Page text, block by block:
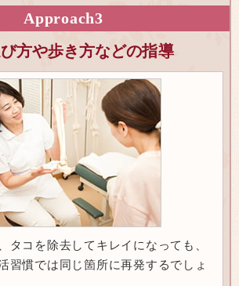
Approach3
方や歩き方などの指導
タコを除去してキレイになっても、
習慣では同じ箇所に再発するでしょ